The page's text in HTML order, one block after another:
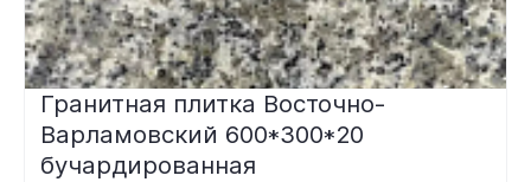
Гранитная плитка Восточно-
Варламовский 600*300*20
бучардированная